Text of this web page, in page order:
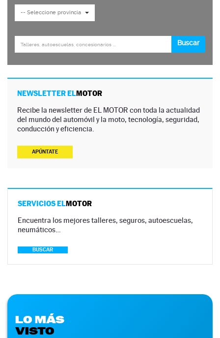
NEWSLETTER ELMOTOR
Recibe la newsletter de EL MOTOR con toda la actualidad
del mundo del automóvil y la moto, tecnología, seguridad,
conducción y eficiencia.
APÚNTATE
SERVICIOS ELMOTOR
Encuentra los mejores talleres, seguros, autoescuelas,
neumáticos…
BUSCAR
LO MÁS
VISTO